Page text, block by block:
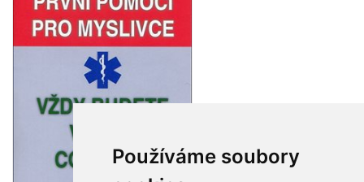
Používáme soubory